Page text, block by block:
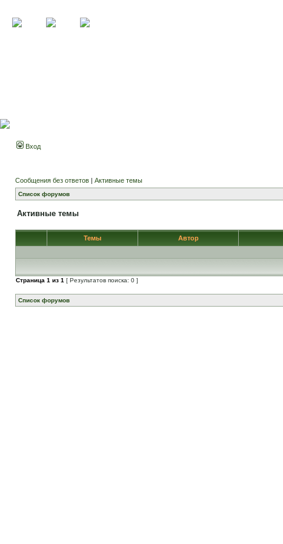
Вход
Сообщения без ответов | Активные темы
Список форумов
Активные темы
Темы Автор
Страница 1 из 1 [ Результатов поиска: 0 ]
Список форумов